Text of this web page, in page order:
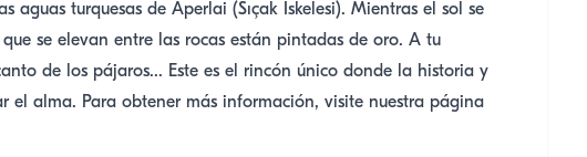
aguas turquesas de Aperlai (Sıçak İskelesi). Mientras el sol se
se elevan entre las rocas están pintadas de oro. A tu
de los pájaros... Este es el rincón único donde la historia y
el alma. Para obtener más información, visite nuestra página